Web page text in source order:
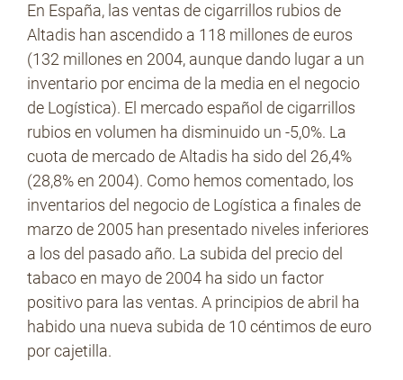
En España, las ventas de cigarrillos rubios de
Altadis han ascendido a 118 millones de euros
(132 millones en 2004, aunque dando lugar a un
inventario por encima de la media en el negocio
de Logística). El mercado español de cigarrillos
rubios en volumen ha disminuido un -5,0%. La
cuota de mercado de Altadis ha sido del 26,4%
(28,8% en 2004). Como hemos comentado, los
inventarios del negocio de Logística a finales de
marzo de 2005 han presentado niveles inferiores
a los del pasado año. La subida del precio del
tabaco en mayo de 2004 ha sido un factor
positivo para las ventas. A principios de abril ha
habido una nueva subida de 10 céntimos de euro
por cajetilla.